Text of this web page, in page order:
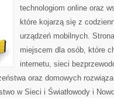
technologiom online oraz
które kojarzą się z
urządzeń mobilnych.
miejscem dla osób, które
internetu, sieci
oraz domowych
w Sieci i Światłowody i